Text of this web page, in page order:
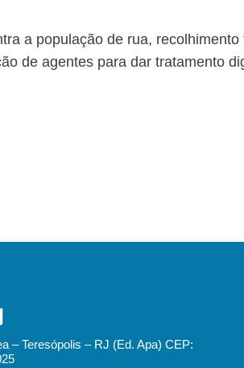
a população de rua,
de agentes para dar tratamento
– Teresópolis – RJ (Ed. Apa) CEP: